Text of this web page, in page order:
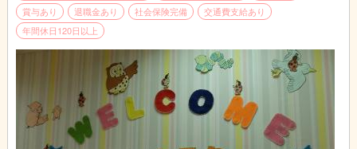
賞与あり
退職金あり 社会保険完備
交通費支給あり
年間休日120日以上